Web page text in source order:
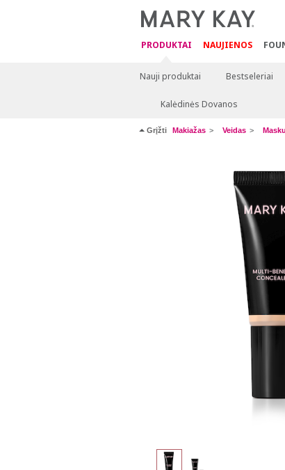
PRODUKTAI NAUJIENOS
Nauji produktai Bestseleriai
Kalėdinės Dovanos
Grįžti Makiažas Veidas